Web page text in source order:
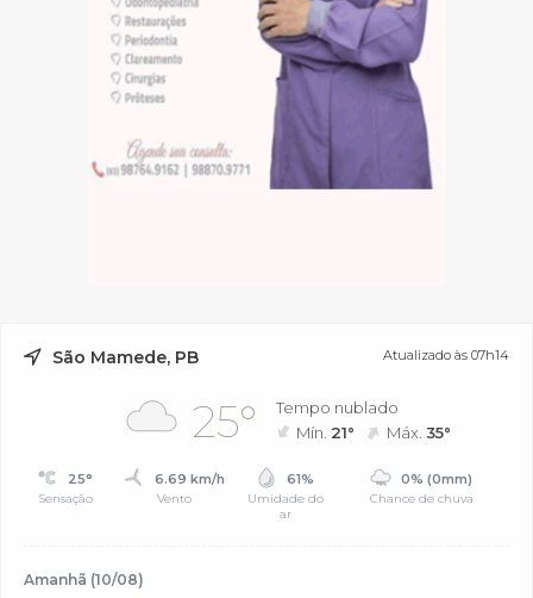
São Mamede, PB Atualizado às 07h14
25°
Tempo nublado
Mín. 21° Máx.35°
25°
Sensação
6.69 km/h
Vento
61%
Umidade do
ar
0% (0mm)
Chance de chuva
Amanhã (10/08)